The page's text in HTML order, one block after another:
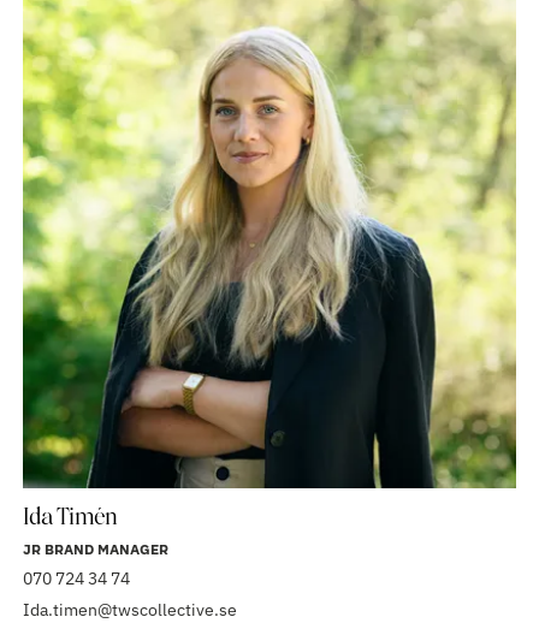
Ida Timén
JR BRAND MANAGER
070 724 34 74
Ida.timen@twscollective.se